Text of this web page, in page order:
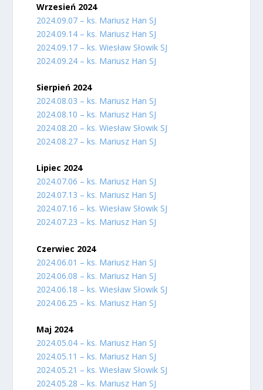
Wrzesień 2024
2024.09.07 – ks. Mariusz Han SJ
2024.09.14 – ks. Mariusz Han SJ
2024.09.17 – ks. Wiesław Słowik SJ
2024.09.24 – ks. Mariusz Han SJ
Sierpień 2024
2024.08.03 – ks. Mariusz Han SJ
2024.08.10 – ks. Mariusz Han SJ
2024.08.20 – ks. Wiesław Słowik SJ
2024.08.27 – ks. Mariusz Han SJ
Lipiec 2024
2024.07.06 – ks. Mariusz Han SJ
2024.07.13 – ks. Mariusz Han SJ
2024.07.16 – ks. Wiesław Słowik SJ
2024.07.23 – ks. Mariusz Han SJ
Czerwiec 2024
2024.06.01 – ks. Mariusz Han SJ
2024.06.08 – ks. Mariusz Han SJ
2024.06.18 – ks. Wiesław Słowik SJ
2024.06.25 – ks. Mariusz Han SJ
Maj 2024
2024.05.04 – ks. Mariusz Han SJ
2024.05.11 – ks. Mariusz Han SJ
2024.05.21 – ks. Wiesław Słowik SJ
2024.05.28 – ks. Mariusz Han SJ